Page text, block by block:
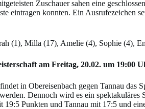
Zuschauer sahen eine
eintragen konnten. Ein Ausrufezeichen
(1), Milla (17), Amelie (4), Sophie (4),
am Freitag, 20.02. um 19:00
in Obereisenbach gegen Tannau das
Dennoch wird es ein spektakuläres
19:5 Punkten und Tannau mit 17:5 und